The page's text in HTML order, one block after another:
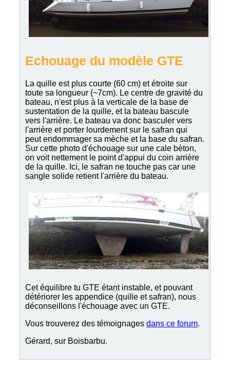
Echouage du modèle GTE
La quille est plus courte (60 cm) et étroite sur
toute sa longueur (~7cm). Le centre de gravité du
bateau, n'est plus à la verticale de la base de
sustentation de la quille, et la bateau bascule
vers l'arrière. Le bateau va donc basculer vers
l'arrière et porter lourdement sur le safran qui
peut endommager sa mèche et la base du safran.
Sur cette photo d'échouage sur une cale bèton,
on voit nettement le point d'appui du coin arrière
de la quille. Ici, le safran ne touche pas car une
sangle solide retient l'arrière du bateau.
Cet équilibre tu GTE étant instable, et pouvant
détériorer les appendice (quille et safran), nous
déconseillons l'échouage avec un GTE.
Vous trouverez des témoignages dans ce forum.
Gérard, sur Boisbarbu.